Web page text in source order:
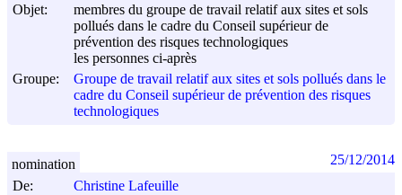
Objet:
membres du groupe de travail relatif aux sites et sols
pollués dans le cadre du Conseil supérieur de
prévention des risques technologiques
les personnes ci-après
Groupe:
Groupe de travail relatif aux sites et sols pollués dans le
cadre du Conseil supérieur de prévention des risques
technologiques
De:
Christine Lafeuille
nomination 25/12/2014